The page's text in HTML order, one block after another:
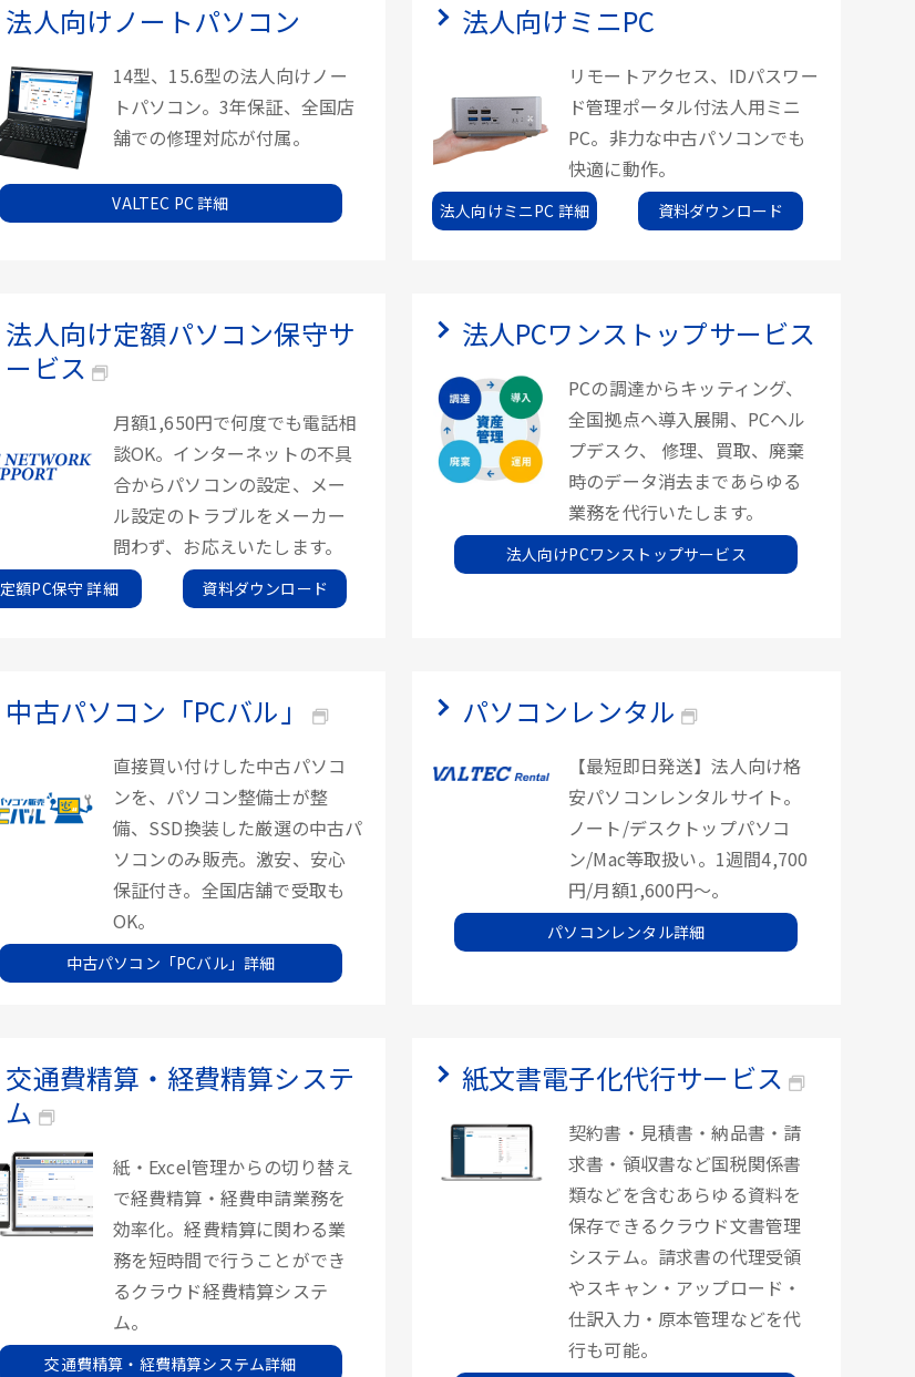
法人向けノートパソコン
14型、15.6型の法人向けノー
トパソコン。3年保証、全国店
舗での修理対応が付属。
VALTEC PC 詳細
法人向けミニPC
リモートアクセス、IDパスワー
ド管理ポータル付法人用ミニ
PC。非力な中古パソコンでも
快適に動作。
法人向けミニPC 詳細 資料ダウンロード
法人向け定額パソコン保守サ
ービス
月額1,650円で何度でも電話相
談OK。インターネットの不具
合からパソコンの設定、メー
ル設定のトラブルをメーカー
問わず、お応えいたします。
定額PC保守 詳細 資料ダウンロード
法人PCワンストップサービス
PCの調達からキッティング、
全国拠点へ導入展開、PCヘル
プデスク、 修理、買取、廃棄
時のデータ消去まであらゆる
業務を代行いたします。
法人向けPCワンストップサービス
中古パソコン「PCバル」
直接買い付けした中古パソコ
ンを、パソコン整備士が整
備、SSD換装した厳選の中古パ
ソコンのみ販売。激安、安心
保証付き。全国店舗で受取も
OK。
中古パソコン「PCバル」詳細
パソコンレンタル
【最短即日発送】法人向け格
安パソコンレンタルサイト。
ノート/デスクトップパソコ
ン/Mac等取扱い。1週間4,700
円/月額1,600円～。
パソコンレンタル詳細
交通費精算・経費精算システ
ム
紙・Excel管理からの切り替え
で経費精算・経費申請業務を
効率化。経費精算に関わる業
務を短時間で行うことができ
るクラウド経費精算システ
ム。
交通費精算・経費精算システム詳細
紙文書電子化代行サービス
契約書・見積書・納品書・請
求書・領収書など国税関係書
類などを含むあらゆる資料を
保存できるクラウド文書管理
システム。請求書の代理受領
やスキャン・アップロード・
仕訳入力・原本管理などを代
行も可能。